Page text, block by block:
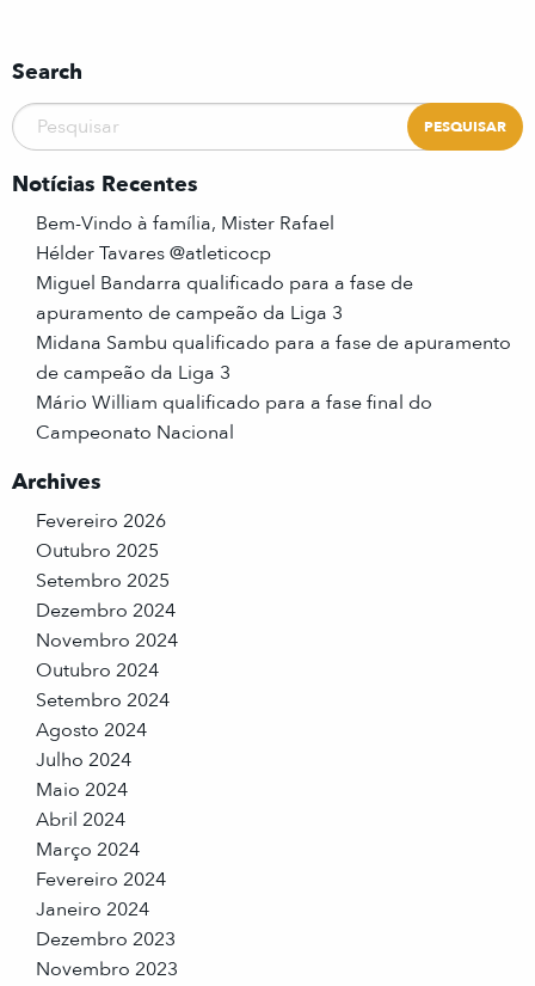
Search
Notícias Recentes
Bem-Vindo à família, Mister Rafael
Hélder Tavares @atleticocp
Miguel Bandarra qualificado para a fase de
apuramento de campeão da Liga 3
Midana Sambu qualificado para a fase de apuramento
de campeão da Liga 3
Mário William qualificado para a fase final do
Campeonato Nacional
Archives
Fevereiro 2026
Outubro 2025
Setembro 2025
Dezembro 2024
Novembro 2024
Outubro 2024
Setembro 2024
Agosto 2024
Julho 2024
Maio 2024
Abril 2024
Março 2024
Fevereiro 2024
Janeiro 2024
Dezembro 2023
Novembro 2023